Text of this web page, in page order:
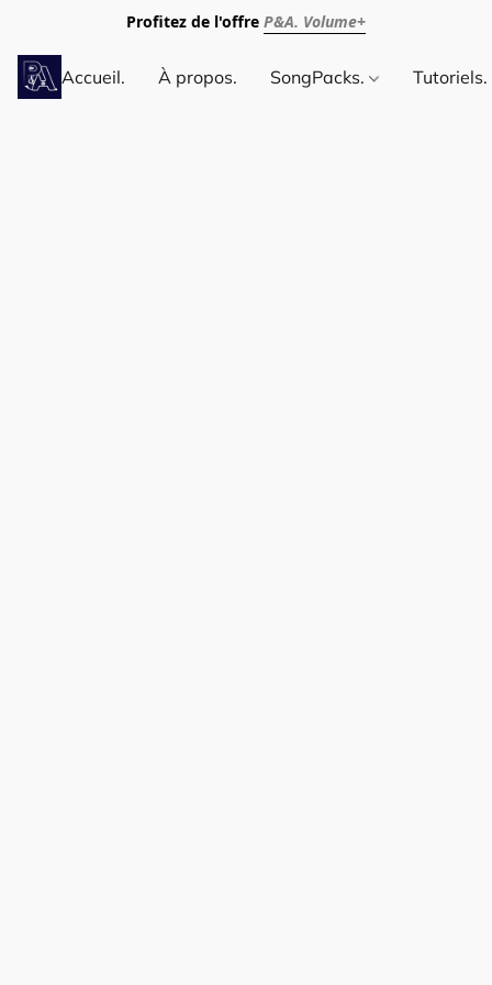
Profitez de l'offre P&A. Volume+
Accueil. À propos. SongPacks. Tutoriels.